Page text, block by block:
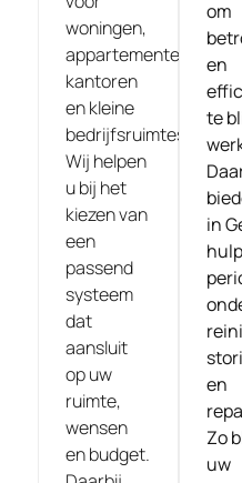
woningen,
appartementen,
kantoren
en kleine
bedrijfsruimtes.
Wij helpen
u bij het
kiezen van
een
passend
systeem
dat
aansluit
op uw
ruimte,
wensen
en budget.
om
en
te
in
en
Zo
uw